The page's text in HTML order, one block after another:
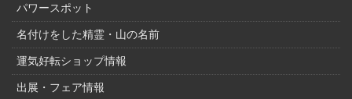
パワースポット
名付けをした精霊・山の名前
運気好転ショップ情報
出展・フェア情報